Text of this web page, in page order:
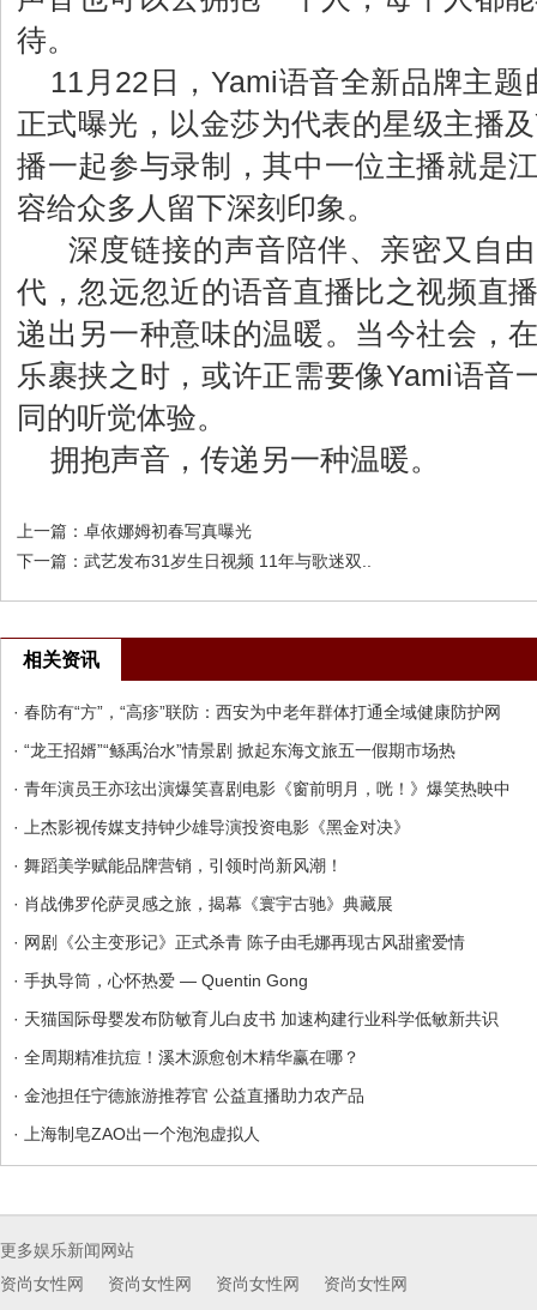
待。
11月22日，Yami语音全新品牌主
正式曝光，以金莎为代表的星级主播
播一起参与录制，其中一位主播就是
容给众多人留下深刻印象。
深度链接的声音陪伴、亲密又自
代，忽远忽近的语音直播比之视频直
递出另一种意味的温暖。当今社会，
乐裹挟之时，或许正需要像Yami语音
同的听觉体验。
拥抱声音，传递另一种温暖。
上一篇： 卓依娜姆初春写真曝光
下一篇： 武艺发布31岁生日视频 11年与歌迷双..
相关资讯
· 春防有“方”，“高疹”联防：西安为中老年群体打通全域健康防护网
· “龙王招婿”“鲧禹治水”情景剧 掀起东海文旅五一假期市场热
· 青年演员王亦玹出演爆笑喜剧电影《窗前明月，咣！》爆笑热映中
· 上杰影视传媒支持钟少雄导演投资电影《黑金对决》
· 舞蹈美学赋能品牌营销，引领时尚新风潮！
· 肖战佛罗伦萨灵感之旅，揭幕《寰宇古驰》典藏展
· 网剧《公主变形记》正式杀青 陈子由毛娜再现古风甜蜜爱情
· 手执导筒，心怀热爱 — Quentin Gong
· 天猫国际母婴发布防敏育儿白皮书 加速构建行业科学低敏新共识
· 全周期精准抗痘！溪木源愈创木精华赢在哪？
· 金池担任宁德旅游推荐官 公益直播助力农产品
· 上海制皂ZAO出一个泡泡虚拟人
更多娱乐新闻网站
资尚女性网
资尚女性网 资尚女性网 资尚女性网